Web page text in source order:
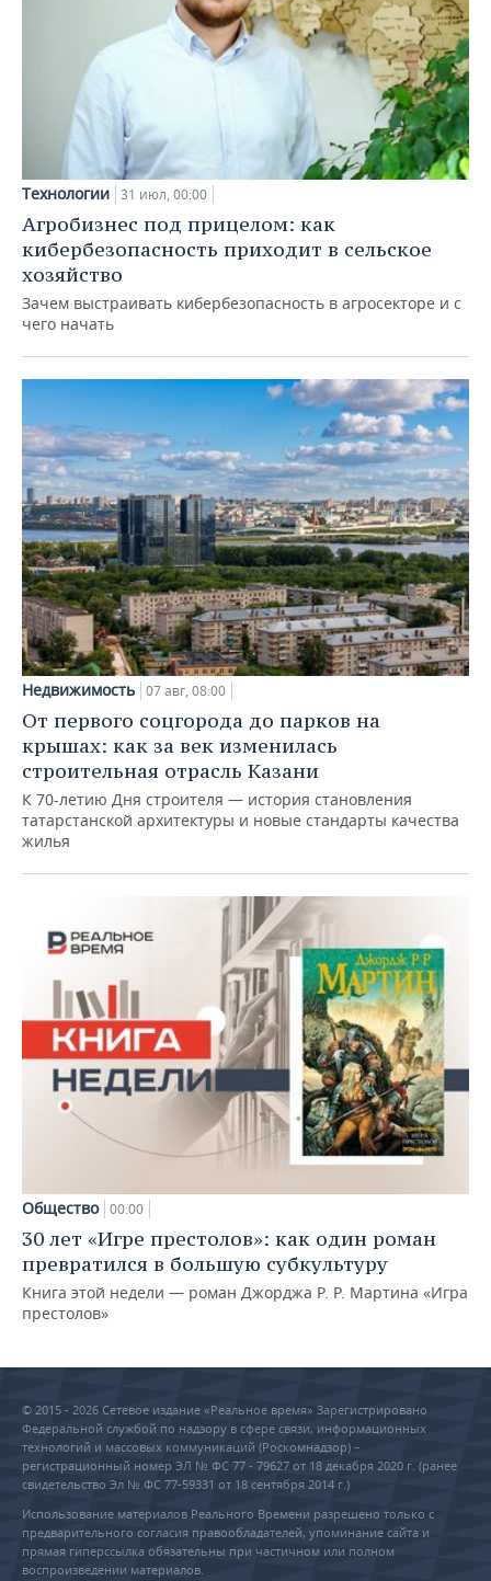
Технологии 31 июл, 00:00
Агробизнес под прицелом: как
кибербезопасность приходит в сельское
хозяйство
Зачем выстраивать кибербезопасность в агросекторе и с
чего начать
Недвижимость 07 авг, 08:00
От первого соцгорода до парков на
крышах: как за век изменилась
строительная отрасль Казани
К 70-летию Дня строителя — история становления
татарстанской архитектуры и новые стандарты качества
жилья
Общество 00:00
30 лет «Игре престолов»: как один роман
превратился в большую субкультуру
Книга этой недели — роман Джорджа Р. Р. Мартина «Игра
престолов»
© 2015 - 2026 Сетевое издание «Реальное время» Зарегистрировано
Федеральной службой по надзору в сфере связи, информационных
технологий и массовых коммуникаций (Роскомнадзор) –
регистрационный номер ЭЛ № ФС 77 - 79627 от 18 декабря 2020 г. (ранее
свидетельство Эл № ФС 77-59331 от 18 сентября 2014 г.)
Использование материалов Реального Времени разрешено только с
предварительного согласия правообладателей, упоминание сайта и
прямая гиперссылка обязательны при частичном или полном
воспроизведении материалов.